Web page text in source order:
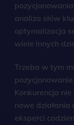
analiza słów
optymalizacja
wiele innych
Trzeba w tym
Konkurencja
nowe
eksperci